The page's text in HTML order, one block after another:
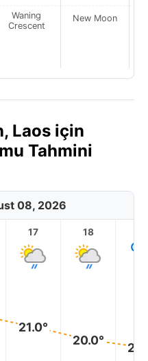
Waning
Crescent
New Moon
Laos için
Tahmini
08, 2026
17
21.0°
18
20.0°